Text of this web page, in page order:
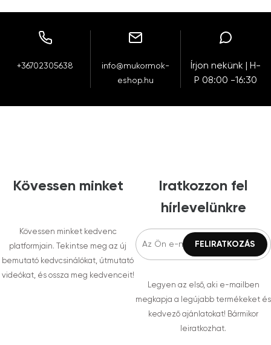
+36702305638
info@mukormok-
eshop.hu
Írjon nekünk | H-
P 08:00 -16:30
Kövessen minket
Kövessen minket kedvenc
platformjain. Tekintse meg az új
bemutató kedvcsinálókat, útmutató
videókat, és ossza meg kedvenceit!
Iratkozzon fel
hírlevelünkre
Legyen az első, aki e-mailben
megkapja a legújabb termékeket és
kedvező ajánlatokat! Bármikor
leiratkozhat.